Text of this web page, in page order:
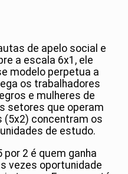
de apelo social e
a escala 6x1, ele
modelo perpetua a
os trabalhadores
e mulheres de
setores que operam
(5x2) concentram os
de estudo.
por 2 é quem ganha
vezes oportunidade